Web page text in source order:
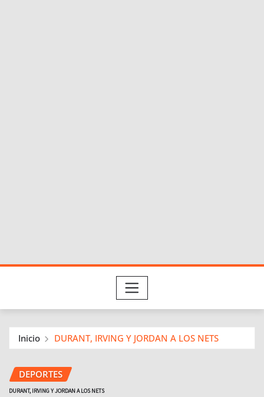
Inicio DURANT, IRVING Y JORDAN A LOS NETS
DEPORTES
DURANT, IRVING Y JORDAN A LOS NETS